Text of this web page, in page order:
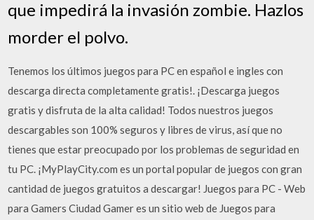
que impedirá la invasión zombie. Hazlos
morder el polvo.
Tenemos los últimos juegos para PC en español e ingles con
descarga directa completamente gratis!. ¡Descarga juegos
gratis y disfruta de la alta calidad! Todos nuestros juegos
descargables son 100% seguros y libres de virus, así que no
tienes que estar preocupado por los problemas de seguridad en
tu PC. ¡MyPlayCity.com es un portal popular de juegos con gran
cantidad de juegos gratuitos a descargar! Juegos para PC - Web
para Gamers Ciudad Gamer es un sitio web de Juegos para